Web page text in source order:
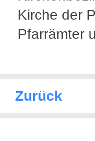
Kirche der
Pfarrämter
Zurück